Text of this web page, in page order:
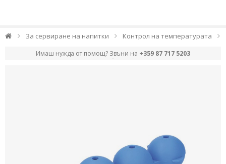
За сервиране на напитки Контрол на температурата
Имаш нужда от помощ? Звъни на +359 87 717 5203